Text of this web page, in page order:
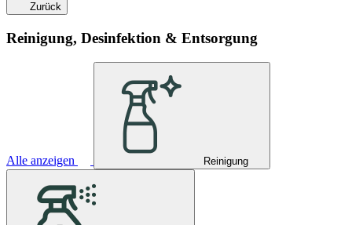
Zurück
Reinigung, Desinfektion & Entsorgung
Alle anzeigen Reinigung